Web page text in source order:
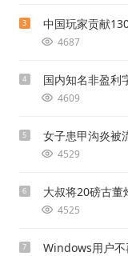
3 中国玩家贡献
4687
4 国内知名非盈利
4609
5 女子患甲沟炎被
4529
6 大叔将20磅古董
4525
7 Windows用户不